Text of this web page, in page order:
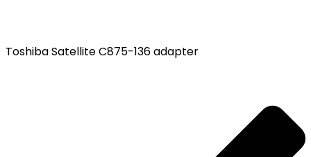
Toshiba Satellite C875-136 adapter